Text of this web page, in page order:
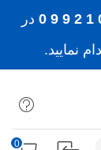
در
نمایید.
0